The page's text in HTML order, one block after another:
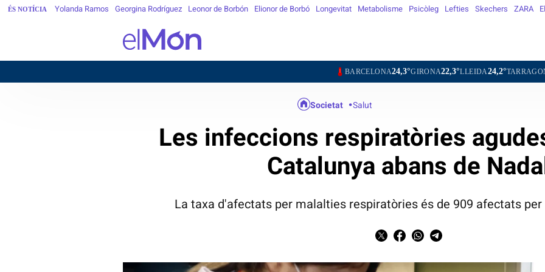
ÉS NOTÍCIA Yolanda Ramos Georgina Rodríguez Leonor de Borbón Elionor de Borbó Longevitat Metabolisme Psicòleg Lefties Skechers ZARA
24,3°GIRONA22,3°LLEIDA24,2°TARRAGONA25,8°
Societat Salut
Les infeccions respiratòries
Catalunya abans de Nadal
La taxa d'afectats per malalties respiratòries és de 909 afectats